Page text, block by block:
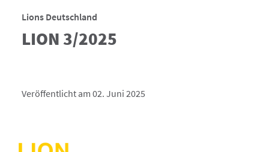
Lions Deutschland
LION 3/2025
Veröffentlicht am 02. Juni 2025